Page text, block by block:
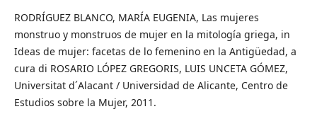
RODRÍGUEZ BLANCO, MARÍA EUGENIA, Las mujeres
monstruo y monstruos de mujer en la mitología griega, in
Ideas de mujer: facetas de lo femenino en la Antigüedad, a
cura di ROSARIO LÓPEZ GREGORIS, LUIS UNCETA GÓMEZ,
Universitat d´Alacant / Universidad de Alicante, Centro de
Estudios sobre la Mujer, 2011.